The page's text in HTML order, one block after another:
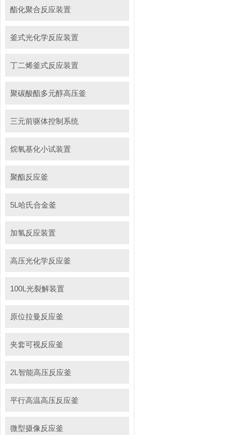
酯化聚合反应装置
釜式光化学反应装置
丁二烯釜式反应装置
聚碳酸酯多元醇高压釜
三元前驱体控制系统
烷氧基化小试装置
聚酯反应釜
5L哈氏合金釜
加氢反应装置
高压光化学反应釜
100L光裂解装置
原位拉曼反应釜
夹套可视反应釜
2L智能高压反应釜
平行高温高压反应釜
微型摄像反应釜